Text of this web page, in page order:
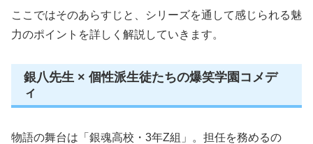
ここではそのあらすじと、シリーズを通して感じられる魅
力のポイントを詳しく解説していきます。
銀八先生 × 個性派生徒たちの爆笑学園コメデ
ィ
物語の舞台は「銀魂高校・3年Z組」。担任を務めるの